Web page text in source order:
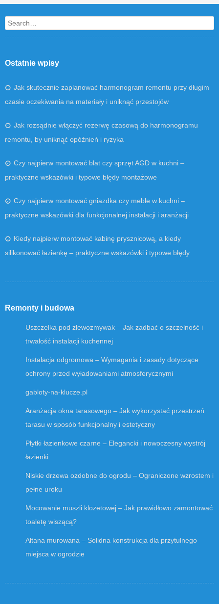
Search
Ostatnie wpisy
Jak skutecznie zaplanować harmonogram remontu przy długim
czasie oczekiwania na materiały i uniknąć przestojów
Jak rozsądnie włączyć rezerwę czasową do harmonogramu
remontu, by uniknąć opóźnień i ryzyka
Czy najpierw montować blat czy sprzęt AGD w kuchni –
praktyczne wskazówki i typowe błędy montażowe
Czy najpierw montować gniazdka czy meble w kuchni –
praktyczne wskazówki dla funkcjonalnej instalacji i aranżacji
Kiedy najpierw montować kabinę prysznicową, a kiedy
silikonować łazienkę – praktyczne wskazówki i typowe błędy
Remonty i budowa
Uszczelka pod zlewozmywak – Jak zadbać o szczelność i
trwałość instalacji kuchennej
Instalacja odgromowa – Wymagania i zasady dotyczące
ochrony przed wyładowaniami atmosferycznymi
gabloty-na-klucze.pl
Aranżacja okna tarasowego – Jak wykorzystać przestrzeń
tarasu w sposób funkcjonalny i estetyczny
Płytki łazienkowe czarne – Elegancki i nowoczesny wystrój
łazienki
Niskie drzewa ozdobne do ogrodu – Ograniczone wzrostem i
pełne uroku
Mocowanie muszli klozetowej – Jak prawidłowo zamontować
toaletę wiszącą?
Altana murowana – Solidna konstrukcja dla przytulnego
miejsca w ogrodzie